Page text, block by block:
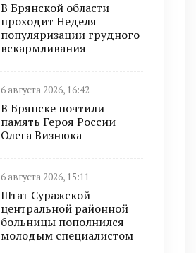
В Брянской области
проходит Неделя
популяризации грудного
вскармливания
6 августа 2026, 16:42
В Брянске почтили
память Героя России
Олега Визнюка
6 августа 2026, 15:11
Штат Суражской
центральной районной
больницы пополнился
молодым специалистом